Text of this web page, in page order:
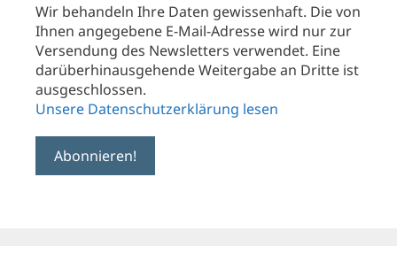
Wir behandeln Ihre Daten gewissenhaft. Die von
Ihnen angegebene E-Mail-Adresse wird nur zur
Versendung des Newsletters verwendet. Eine
darüberhinausgehende Weitergabe an Dritte ist
ausgeschlossen.
Unsere Datenschutzerklärung lesen